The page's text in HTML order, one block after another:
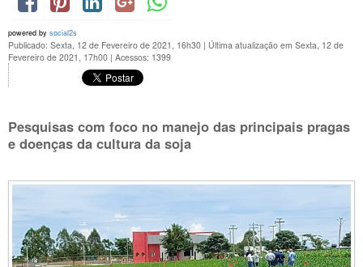
powered by social2s
Publicado: Sexta, 12 de Fevereiro de 2021, 16h30 | Última atualização em Sexta, 12 de
Fevereiro de 2021, 17h00 | Acessos: 1399
Pesquisas com foco no manejo das principais pragas
e doenças da cultura da soja